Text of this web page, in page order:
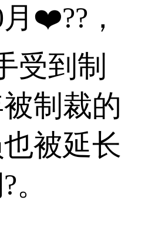
❤️??，
受到制
制裁的
被延长